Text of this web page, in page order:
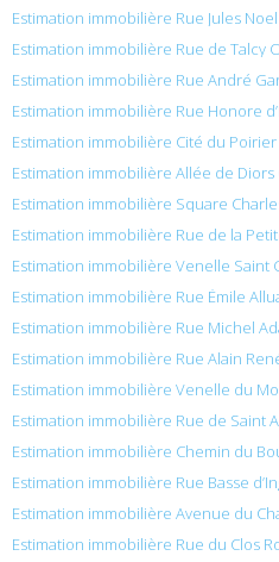
Estimation immobilière Rue Jules
Estimation immobilière Rue de Talcy
Estimation immobilière Rue André
Estimation immobilière Rue Honore
Estimation immobilière Cité du
Estimation immobilière Allée de Diors
Estimation immobilière Square
Estimation immobilière Rue de la
Estimation immobilière Venelle Saint
Estimation immobilière Rue Émile
Estimation immobilière Rue Michel
Estimation immobilière Rue Alain
Estimation immobilière Venelle du
Estimation immobilière Rue de Saint
Estimation immobilière Chemin du
Estimation immobilière Rue Basse
Estimation immobilière Avenue du
Estimation immobilière Rue du Clos